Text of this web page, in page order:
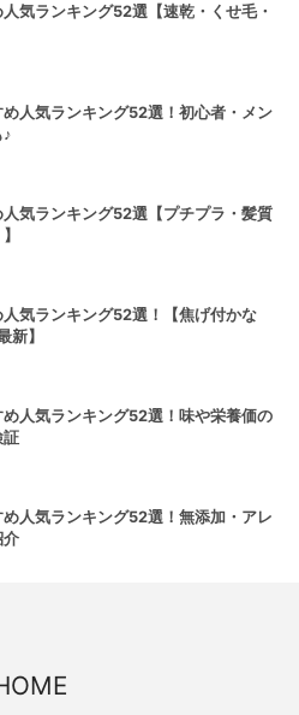
人気ランキング52選【速乾・くせ毛・
人気ランキング52選！初心者・メン
気ランキング52選【プチプラ・髪質
気ランキング52選！【焦げ付かな
新】
人気ランキング52選！味や栄養価の
証
め人気ランキング52選！無添加・アレ
介